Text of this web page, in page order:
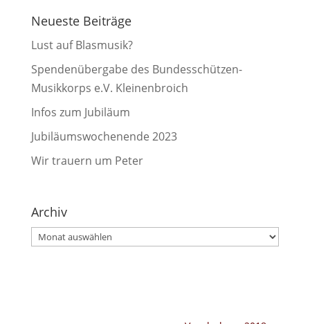
Neueste Beiträge
Lust auf Blasmusik?
Spendenübergabe des Bundesschützen-
Musikkorps e.V. Kleinenbroich
Infos zum Jubiläum
Jubiläumswochenende 2023
Wir trauern um Peter
Archiv
Archiv